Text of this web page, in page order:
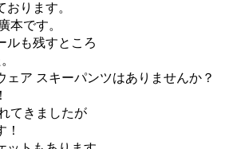
ります。
本です。
ルも残すところ
ェア スキーパンツはありませんか？
てきましたが
！